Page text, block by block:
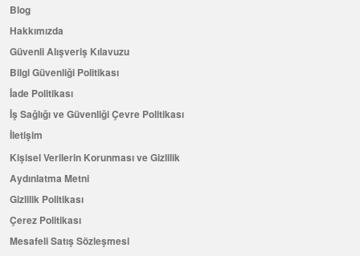
Blog
Hakkımızda
Güvenli Alışveriş Kılavuzu
Bilgi Güvenliği Politikası
İade Politikası
İş Sağlığı ve Güvenliği Çevre Politikası
İletişim
Kişisel Verilerin Korunması ve Gizlilik
Aydınlatma Metni
Gizlilik Politikası
Çerez Politikası
Mesafeli Satış Sözleşmesi